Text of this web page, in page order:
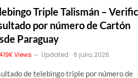
Triple Talismán –
por número de Cartón
Paraguay
Views Updated: 6 julio, 2026
de telebingo triple por número de